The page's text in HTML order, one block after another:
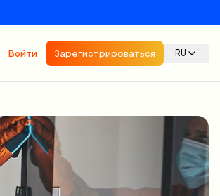
Войти Зарегистрироваться RU